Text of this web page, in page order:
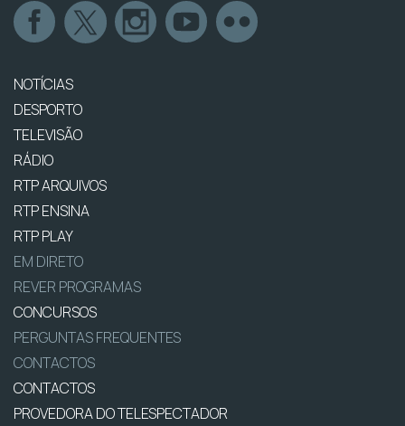
NOTÍCIAS
DESPORTO
TELEVISÃO
RÁDIO
RTP ARQUIVOS
RTP ENSINA
RTP PLAY
EM DIRETO
REVER PROGRAMAS
CONCURSOS
PERGUNTAS FREQUENTES
CONTACTOS
CONTACTOS
PROVEDORA DO TELESPECTADOR